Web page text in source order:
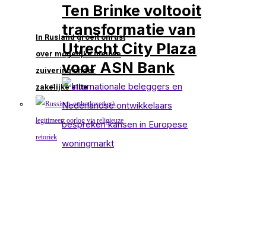
In Rusland groeit onrust
over mogelijke nieuwe
zuivering onder
zakelijke elite
Ten Brinke voltooit
transformatie van
Utrecht City Plaza
voor ASN Bank